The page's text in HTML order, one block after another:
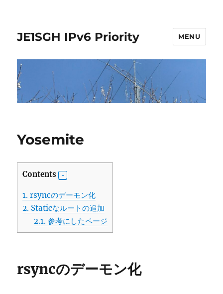
JE1SGH IPv6 Priority MENU
Yosemite
Contents
1. rsyncのデーモン化
2. Staticなルートの追加
2.1. 参考にしたページ
rsyncのデーモン化